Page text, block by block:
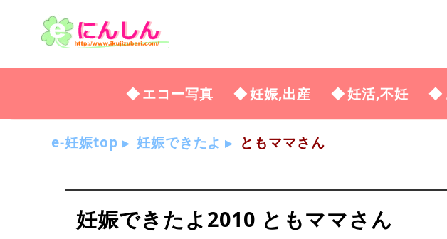
エコー写真 妊娠,出産 妊活,不妊
e-妊娠top 妊娠できたよ ともママさん
妊娠できたよ2010 ともママさん